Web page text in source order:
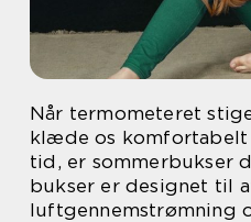
Når termometeret
klæde os
tid, er sommerbukser
bukser er designet til
luftgennemstrømning